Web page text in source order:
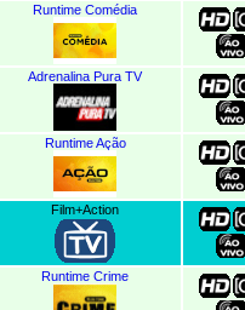
Runtime Comédia
Adrenalina Pura TV
Runtime Ação
Film+Action
Runtime Crime